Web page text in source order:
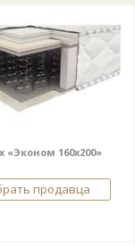
«Эконом 160х200»
продавца